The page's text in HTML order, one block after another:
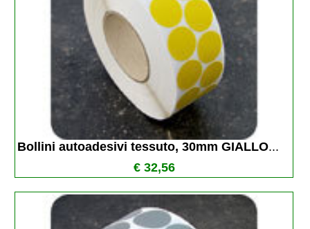
Bollini autoadesivi tessuto, 30mm GIALLO...
€ 32,56